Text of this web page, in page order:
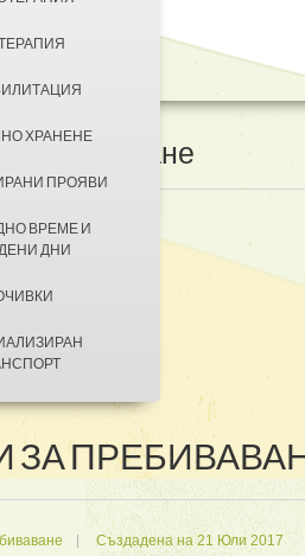
ПРЕБИВАВАНЕ
ХРАНЕНЕ
ПРОЯВИ
ВРЕМЕ И
ДНИ
пребиваване
ЗА
Създадена на 21 Юли 2017